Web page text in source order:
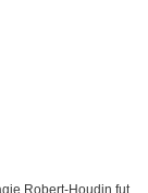
Robert-Houdin fut